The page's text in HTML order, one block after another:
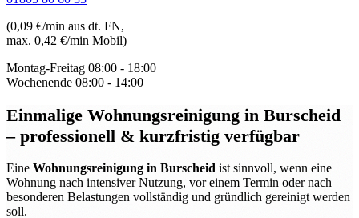
(0,09 €/min aus dt. FN,
max. 0,42 €/min Mobil)
Montag-Freitag 08:00 - 18:00
Wochenende 08:00 - 14:00
Einmalige Wohnungsreinigung in Burscheid
– professionell & kurzfristig verfügbar
Eine Wohnungsreinigung in Burscheid ist sinnvoll, wenn eine
Wohnung nach intensiver Nutzung, vor einem Termin oder nach
besonderen Belastungen vollständig und gründlich gereinigt werden
soll.